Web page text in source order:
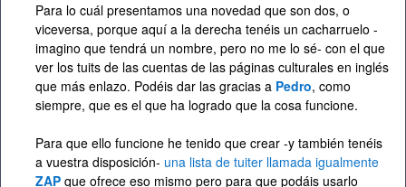
Para lo cuál presentamos una novedad que son dos, o
viceversa, porque aquí a la derecha tenéis un cacharruelo -
imagino que tendrá un nombre, pero no me lo sé- con el que
ver los tuits de las cuentas de las páginas culturales en inglés
que más enlazo. Podéis dar las gracias a Pedro, como
siempre, que es el que ha logrado que la cosa funcione.
Para que ello funcione he tenido que crear -y también tenéis
a vuestra disposición- una lista de tuiter llamada igualmente
ZAP que ofrece eso mismo pero para que podáis usarlo